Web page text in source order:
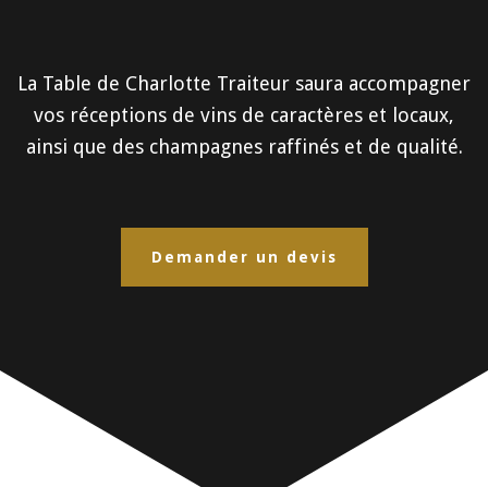
La Table de Charlotte Traiteur saura accompagner
vos réceptions de vins de caractères et locaux,
ainsi que des champagnes raffinés et de qualité.
Demander un devis